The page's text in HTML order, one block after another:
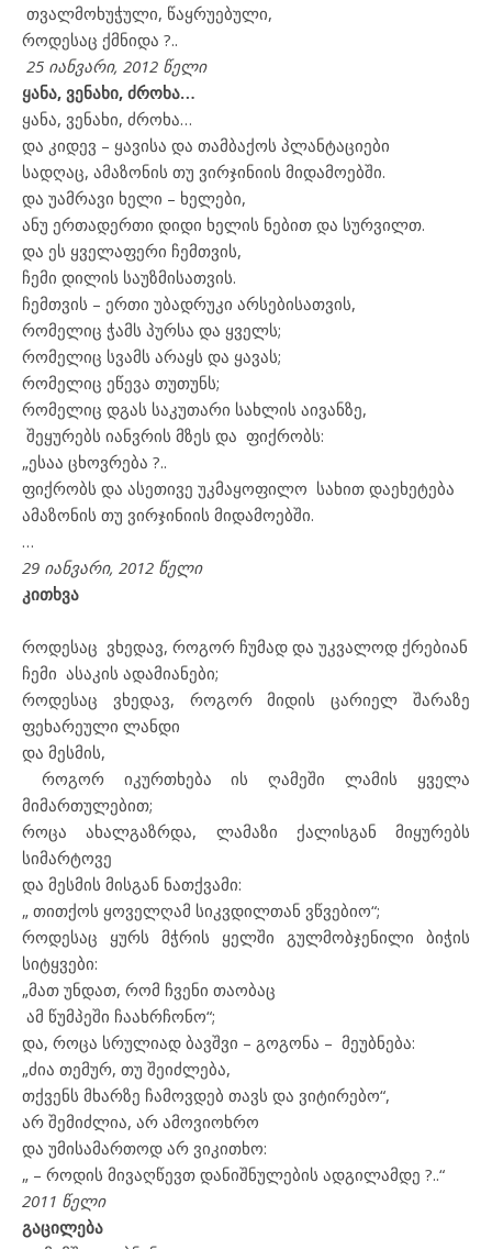
თვალმოხუჭული, წაყრუებული,
როდესაც ქმნიდა ?..
25 იანვარი, 2012 წელი
ყანა, ვენახი, ძროხა…
ყანა, ვენახი, ძროხა…
და კიდევ – ყავისა და თამბაქოს პლანტაციები
სადღაც, ამაზონის თუ ვირჯინიის მიდამოებში.
და უამრავი ხელი – ხელები,
ანუ ერთადერთი დიდი ხელის ნებით და სურვილთ.
და ეს ყველაფერი ჩემთვის,
ჩემი დილის საუზმისათვის.
ჩემთვის – ერთი უბადრუკი არსებისათვის,
რომელიც ჭამს პურსა და ყველს;
რომელიც სვამს არაყს და ყავას;
რომელიც ეწევა თუთუნს;
რომელიც დგას საკუთარი სახლის აივანზე,
შეყურებს იანვრის მზეს და ფიქრობს:
„ესაა ცხოვრება ?..
ფიქრობს და ასეთივე უკმაყოფილო სახით დაეხეტება
ამაზონის თუ ვირჯინიის მიდამოებში.
…
29 იანვარი, 2012 წელი
კითხვა
როდესაც ვხედავ, როგორ ჩუმად და უკვალოდ ქრებიან
ჩემი ასაკის ადამიანები;
როდესაც ვხედავ, როგორ მიდის ცარიელ შარაზე
ფეხარეული ლანდი
და მესმის,
როგორ იკურთხება ის ღამეში ლამის ყველა
მიმართულებით;
როცა ახალგაზრდა, ლამაზი ქალისგან მიყურებს
სიმარტოვე
და მესმის მისგან ნათქვამი:
„ თითქოს ყოველღამ სიკვდილთან ვწვებიო“;
როდესაც ყურს მჭრის ყელში გულმობჯენილი ბიჭის
სიტყვები:
„მათ უნდათ, რომ ჩვენი თაობაც
ამ წუმპეში ჩაახრჩონო“;
და, როცა სრულიად ბავშვი – გოგონა – მეუბნება:
„ძია თემურ, თუ შეიძლება,
თქვენს მხარზე ჩამოვდებ თავს და ვიტირებო“,
არ შემიძლია, არ ამოვიოხრო
და უმისამართოდ არ ვიკითხო:
„ – როდის მივაღწევთ დანიშნულების ადგილამდე ?..“
2011 წელი
გაცილება